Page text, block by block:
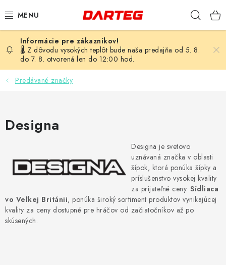
na
ŠÍPKY
TERČE
LETKY
HROTY
PUZDRÁ
PRÍSLUŠENSTVO
🌡️ Z dôvodu vysokých teplôt bude naša predajňa od 5. 8.
do 7. 8. otvorená len do 12:00 hod.
Predávané značky
Designa
Designa je svetovo
uznávaná značka v oblasti
šípok, ktorá ponúka šípky a
príslušenstvo vysokej kvality
za prijateľné ceny. Sídliaca
vo Veľkej Británii, ponúka široký sortiment produktov vynikajúcej
kvality za ceny dostupné pre hráčov od začiatočníkov až po
skúsených.